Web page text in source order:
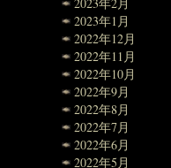
2023年1月
2022年12月
2022年11月
2022年10月
2022年9月
2022年8月
2022年7月
2022年6月
2022年5月